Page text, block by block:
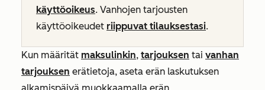
käyttöoikeus. Vanhojen tarjousten
käyttöoikeudet riippuvat tilauksestasi.
Kun määrität maksulinkin, tarjouksen tai vanhan
tarjouksen erätietoja, aseta erän laskutuksen